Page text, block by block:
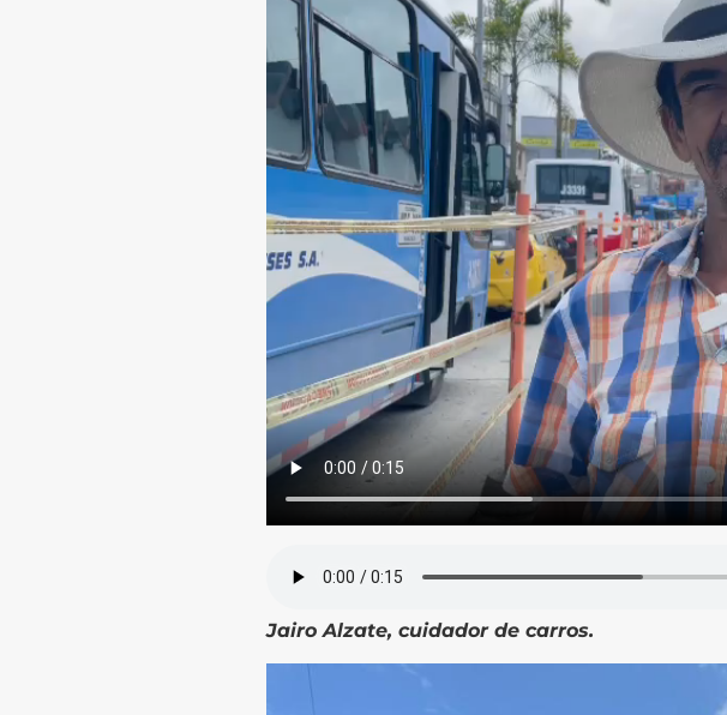
Jairo Alzate, cuidador de carros.